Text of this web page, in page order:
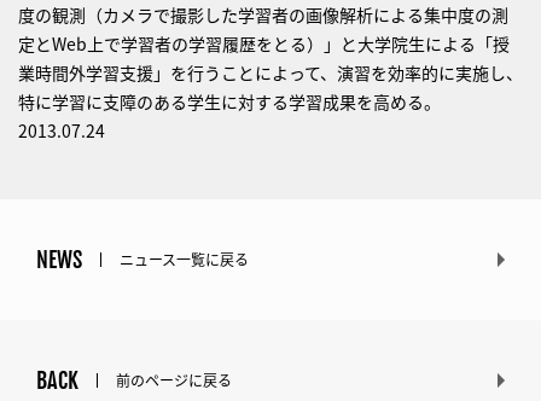
度の観測（カメラで撮影した学習者の画像解析による集中度の測
定とWeb上で学習者の学習履歴をとる）」と大学院生による「授
業時間外学習支援」を行うことによって、演習を効率的に実施し、
特に学習に支障のある学生に対する学習成果を高める。
2013.07.24
NEWS ニュース一覧に戻る
BACK 前のページに戻る